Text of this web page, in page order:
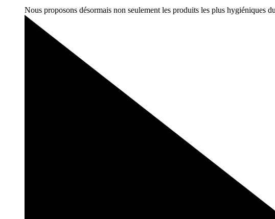
Nous proposons désormais non seulement les produits les plus hygiéniques